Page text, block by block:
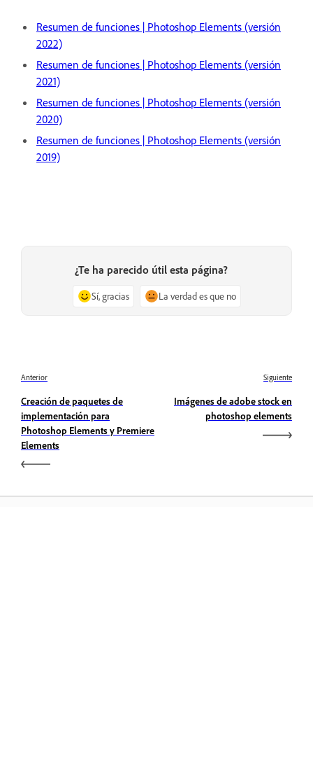
Resumen de funciones | Photoshop Elements (versión
2022)
Resumen de funciones | Photoshop Elements (versión
2021)
Resumen de funciones | Photoshop Elements (versión
2020)
Resumen de funciones | Photoshop Elements (versión
2019)
¿Te ha parecido útil esta página?
Sí, gracias La verdad es que no
Anterior
Creación de paquetes de
implementación para
Photoshop Elements y Premiere
Elements
Siguiente
Imágenes de adobe stock en
photoshop elements